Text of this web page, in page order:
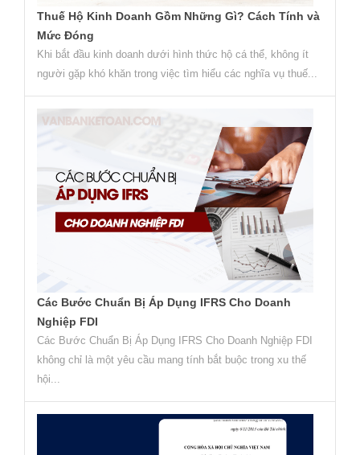
Thuế Hộ Kinh Doanh Gồm Những Gì? Cách Tính và
Mức Đóng
Khi bắt đầu kinh doanh dưới hình thức hộ cá thể, không ít
người gặp khó khăn trong việc tìm hiểu các nghĩa vụ thuế...
Các Bước Chuẩn Bị Áp Dụng IFRS Cho Doanh
Nghiệp FDI
Các Bước Chuẩn Bị Áp Dụng IFRS Cho Doanh Nghiệp FDI
không chỉ là một yêu cầu mang tính bắt buộc trong xu thế
hội...